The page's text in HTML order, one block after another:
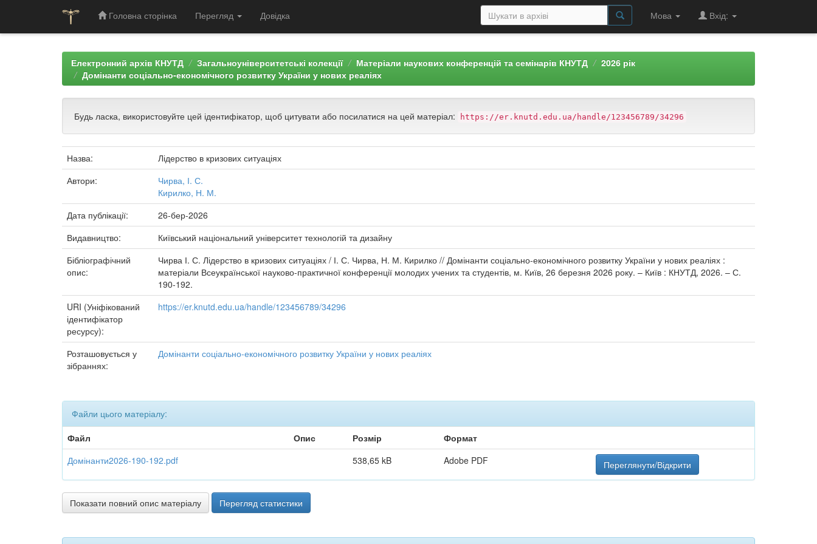
Головна сторінка Перегляд Довідка Мова Вхід:
Електронний архів КНУТД Загальноуніверситетські колекції Матеріали наукових конференцій та семінарів КНУТД
2026 рік
Домінанти соціально-економічного розвитку України у нових реаліях
Будь ласка, використовуйте цей ідентифікатор, щоб цитувати або посилатися на цей матеріал: https://er.knutd.edu.ua/handle/123456789/34296
Назва:
Лідерство в кризових ситуаціях
Автори:
Чирва, І. С.
Кирилко, Н. М.
Дата публікації:
26-бер-2026
Видавництво:
Київський національний університет технологій та дизайну
Бібліографічний
опис:
Чирва І. С. Лідерство в кризових ситуаціях / І. С. Чирва, Н. М. Кирилко // Домінанти соціально-економічного розвитку України у нових реаліях :
матеріали Всеукраїнської науково-практичної конференції молодих учених та студентів, м. Київ, 26 березня 2026 року. – Київ : КНУТД, 2026. – С.
190-192.
URI (Уніфікований
ідентифікатор
ресурсу):
https://er.knutd.edu.ua/handle/123456789/34296
Розташовується у
зібраннях:
Домінанти соціально-економічного розвитку України у нових реаліях
Файли цього матеріалу:
Файл
Опис Розмір
Формат
Домінанти2026-190-192.pdf
538,65 kB Adobe PDF Переглянути/Відкрити
Показати повний опис матеріалу Перегляд статистики